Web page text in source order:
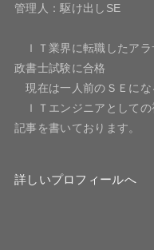
管理人：駆け出しSE
ＩＴ業界に転職したアラ
政書士試験に合格
現在は一人前のＳＥにな
ＩＴエンジニアとしての
記事を書いております。
詳しいプロフィールへ